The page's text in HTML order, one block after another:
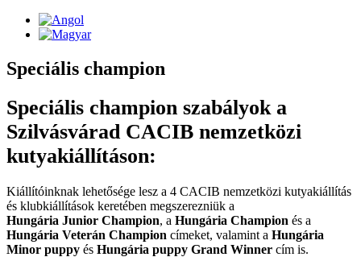
Speciális champion
Speciális champion szabályok a
Szilvásvárad CACIB nemzetközi
kutyakiállításon:
Kiállítóinknak lehetősége lesz a 4 CACIB nemzetközi kutyakiállítás
és klubkiállítások keretében megszerezniük a
Hungária Junior Champion, a Hungária Champion és a
Hungária Veterán Champion címeket, valamint a Hungária
Minor puppy és Hungária puppy Grand Winner cím is.